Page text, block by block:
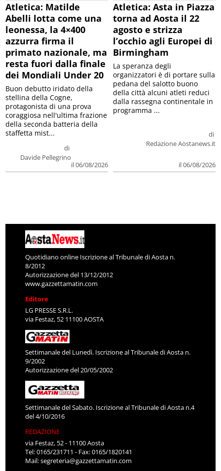
Atletica: Matilde
Abelli lotta come una
leonessa, la 4×400
azzurra firma il
primato nazionale, ma
resta fuori dalla finale
dei Mondiali Under 20
di
Davide Pellegrino
il 06/08/2026
Buon debutto iridato della
stellina della Cogne,
protagonista di una prova
coraggiosa nell'ultima frazione
della seconda batteria della
staffetta mist...
Atletica: Asta in Piazza
torna ad Aosta il 22
agosto e strizza
l’occhio agli Europei di
Birmingham
di
Redazione Aostanews.it
il 06/08/2026
La speranza degli
organizzatori è di portare sulla
pedana del salotto buono
della città alcuni atleti reduci
dalla rassegna continentale in
programma ...
Quotidiano online Iscrizione al Tribunale di Aosta n.
8/2012
Autorizzazione del 13/12/2012
www.gazzettamatin.com
Editore
LG PRESSE S.R.L.
via Festaz, 52 11100 AOSTA
Settimanale del Lunedì. Iscrizione al Tribunale di Aosta n.
9/2002
Autorizzazione del 20/05/2002
Settimanale del Sabato. Iscrizione al Tribunale di Aosta n.4
del 4/10/2016
REDAZIONE
via Festaz, 52 - 11100 Aosta
Tel: 0165/231711 - Fax: 0165/1820141
Mail:segreteria@gazzettamatin.com